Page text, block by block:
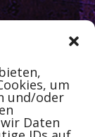
um
und/oder
Daten